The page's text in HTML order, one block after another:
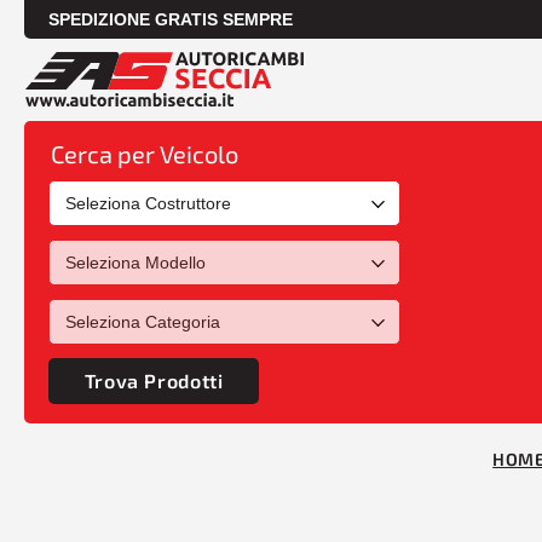
SPEDIZIONE GRATIS SEMPRE
Cerca per Veicolo
Trova Prodotti